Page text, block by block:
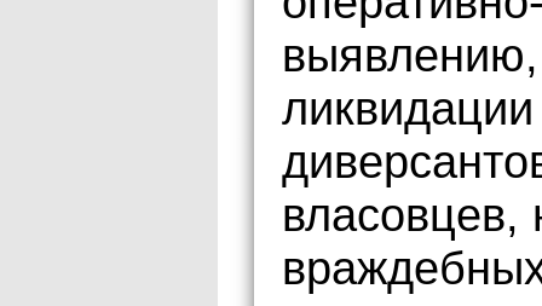
власовцев,